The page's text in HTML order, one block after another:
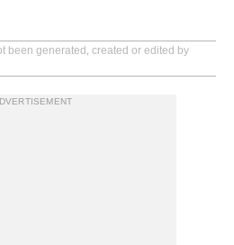
been generated, created or edited by